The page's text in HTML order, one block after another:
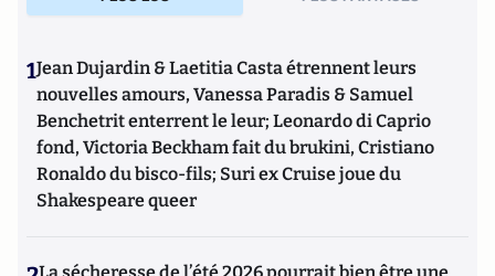
1Jean Dujardin & Laetitia Casta étrennent leurs
nouvelles amours, Vanessa Paradis & Samuel
Benchetrit enterrent le leur; Leonardo di Caprio
fond, Victoria Beckham fait du brukini, Cristiano
Ronaldo du bisco-fils; Suri ex Cruise joue du
Shakespeare queer